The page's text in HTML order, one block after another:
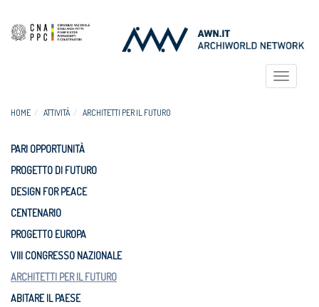
Toggle
HOME ATTIVITÀ ARCHITETTI PER IL FUTURO
PARI OPPORTUNITÀ
PROGETTO DI FUTURO
DESIGN FOR PEACE
CENTENARIO
PROGETTO EUROPA
VIII CONGRESSO NAZIONALE
ARCHITETTI PER IL FUTURO
ABITARE IL PAESE